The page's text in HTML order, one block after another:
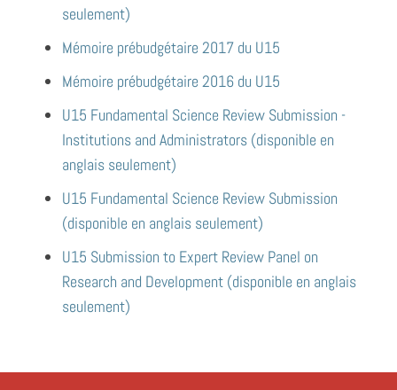
seulement)
Mémoire prébudgétaire 2017 du U15
Mémoire prébudgétaire 2016 du U15
U15 Fundamental Science Review Submission -
Institutions and Administrators (disponible en
anglais seulement)
U15 Fundamental Science Review Submission
(disponible en anglais seulement)
U15 Submission to Expert Review Panel on
Research and Development (disponible en anglais
seulement)